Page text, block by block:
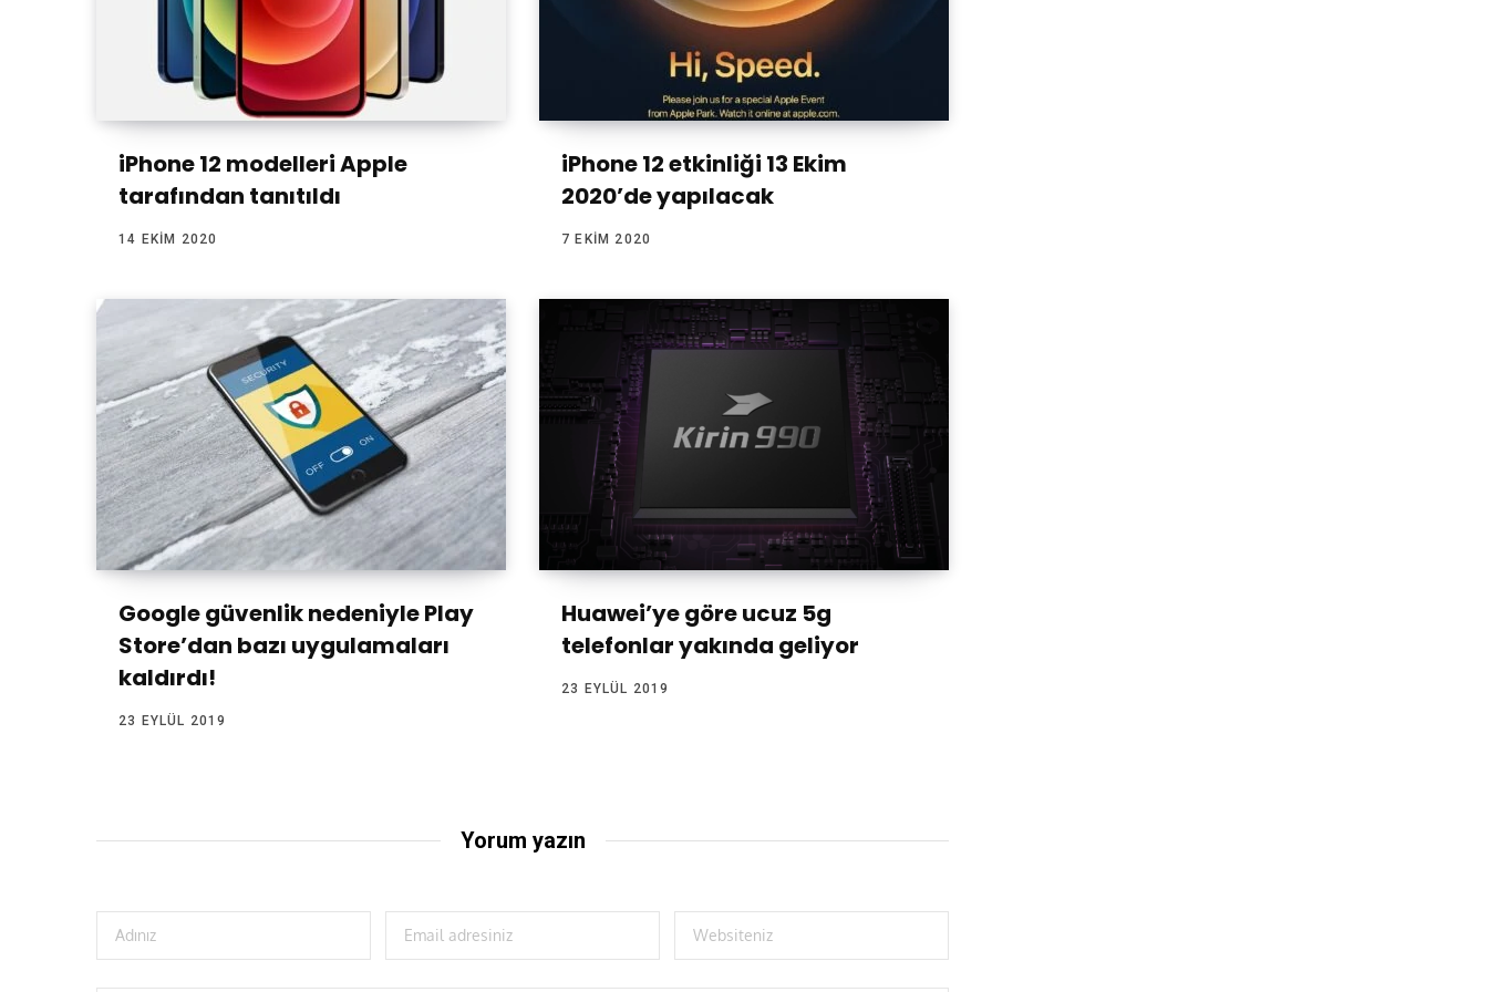
iPhone 12 modelleri Apple
tarafından tanıtıldı
14 EKIM 2020
iPhone 12 etkinliği 13 Ekim
2020’de yapılacak
7 EKIM 2020
Google güvenlik nedeniyle Play
Store’dan bazı uygulamaları
kaldırdı!
23 EYLÜL 2019
Huawei’ye göre ucuz 5g
telefonlar yakında geliyor
23 EYLÜL 2019
Yorum yazın